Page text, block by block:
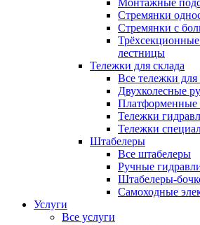
Монтажные
Стремянки
Стремянки с
лестницы
Тележки для склада
Все тележки для
Двухколесные
Платформенные
Тележки
Тележки
Штабелеры
Все штабелеры
Ручные
Штабелеры-
Самоходные
Услуги
Все услуги